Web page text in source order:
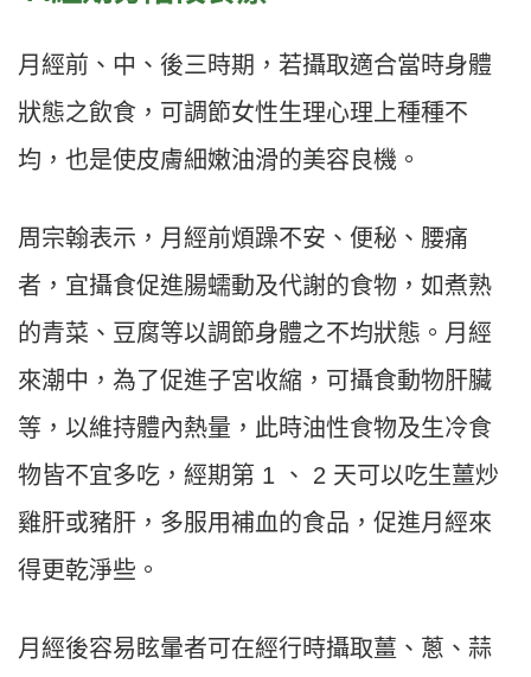
月經前、中、後三時期，若攝取適合當時身體
狀態之飲食，可調節女性生理心理上種種不
均，也是使皮膚細嫩油滑的美容良機。
周宗翰表示，月經前煩躁不安、便秘、腰痛
者，宜攝食促進腸蠕動及代謝的食物，如煮熟
的青菜、豆腐等以調節身體之不均狀態。月經
來潮中，為了促進子宮收縮，可攝食動物肝臟
等，以維持體內熱量，此時油性食物及生冷食
物皆不宜多吃，經期第 1 、 2 天可以吃生薑炒
雞肝或豬肝，多服用補血的食品，促進月經來
得更乾淨些。
月經後容易眩暈者可在經行時攝取薑、蔥、蒜